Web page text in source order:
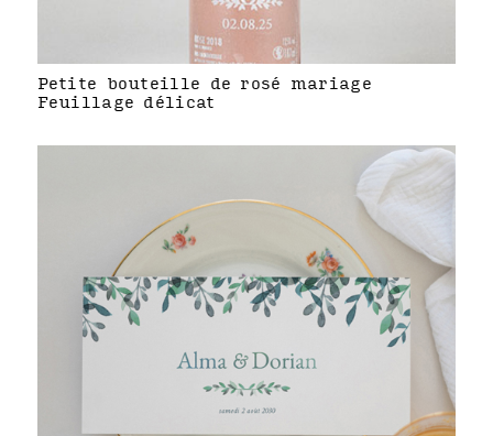
Petite bouteille de rosé mariage
Feuillage délicat